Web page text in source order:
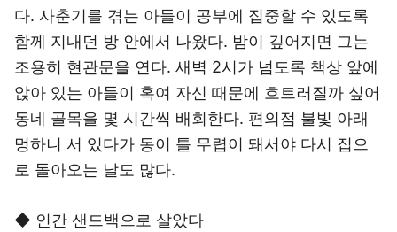
다. 사춘기를 겪는 아들이 공부에 집중할 수 있도록
함께 지내던 방 안에서 나왔다. 밤이 깊어지면 그는
조용히 현관문을 연다. 새벽 2시가 넘도록 책상 앞에
앉아 있는 아들이 혹여 자신 때문에 흐트러질까 싶어
동네 골목을 몇 시간씩 배회한다. 편의점 불빛 아래
멍하니 서 있다가 동이 틀 무렵이 돼서야 다시 집으
로 돌아오는 날도 많다.
◆ 인간 샌드백으로 살았다